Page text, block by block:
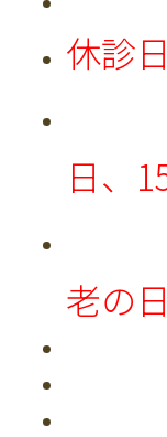
休診
木
日、
老の日